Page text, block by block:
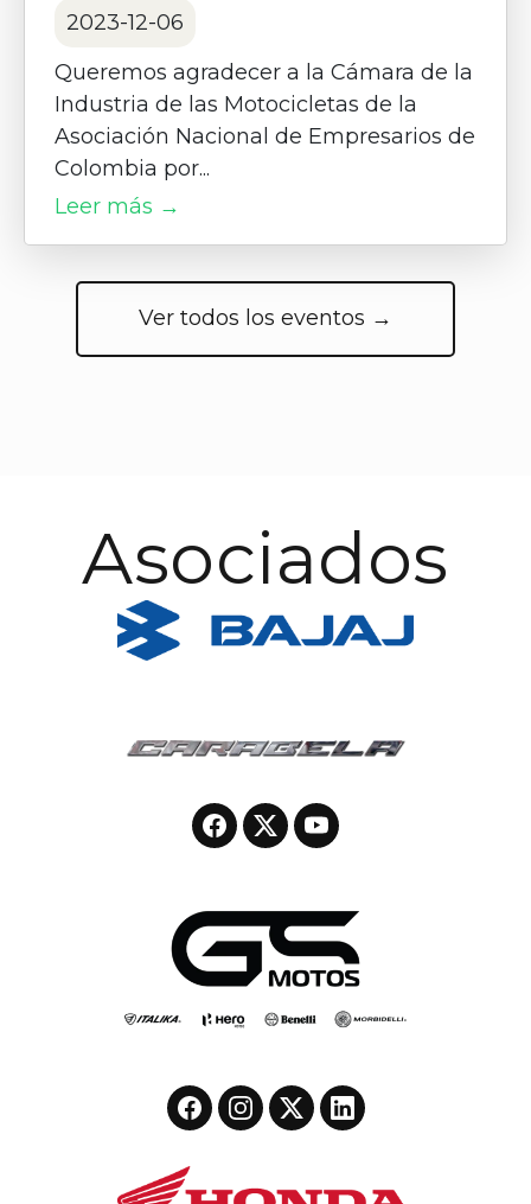
2023-12-06
Queremos agradecer a la Cámara de la
Industria de las Motocicletas de la
Asociación Nacional de Empresarios de
Colombia por...
Leer más →
Ver todos los eventos →
Asociados